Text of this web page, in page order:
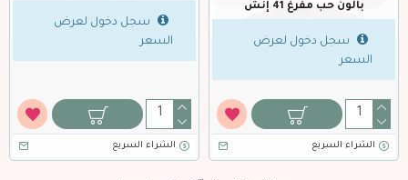
لعرض
بالون قلب احمر سادة 18 إنش
سجل دخول لعرض
سجل
الشراء السريع